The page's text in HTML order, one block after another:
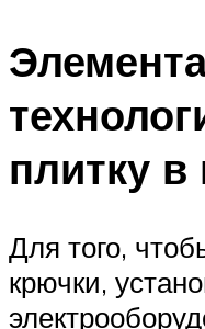
плитку в
Для того,
крючки,